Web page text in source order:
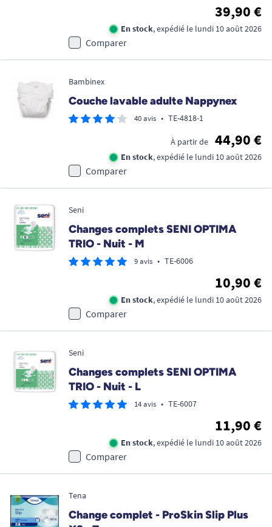
39,90 €
En stock, expédié le lundi 10 août 2026
Comparer
Bambinex
Couche lavable adulte Nappynex
40 avis • TE-4818-1
À partir de 44,90 €
En stock, expédié le lundi 10 août 2026
Comparer
Seni
Changes complets SENI OPTIMA
TRIO - Nuit - M
9 avis • TE-6006
10,90 €
En stock, expédié le lundi 10 août 2026
Comparer
Seni
Changes complets SENI OPTIMA
TRIO - Nuit - L
14 avis • TE-6007
11,90 €
En stock, expédié le lundi 10 août 2026
Comparer
Tena
Change complet - ProSkin Slip Plus